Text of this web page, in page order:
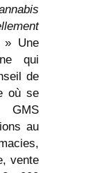
» Une
qui
de
où se
au
vente